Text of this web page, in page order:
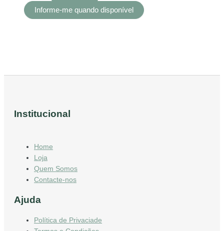
Institucional
Home
Loja
Quem Somos
Contacte-nos
Ajuda
Política de Privaciade